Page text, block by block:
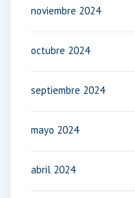
noviembre 2024
octubre 2024
septiembre 2024
mayo 2024
abril 2024